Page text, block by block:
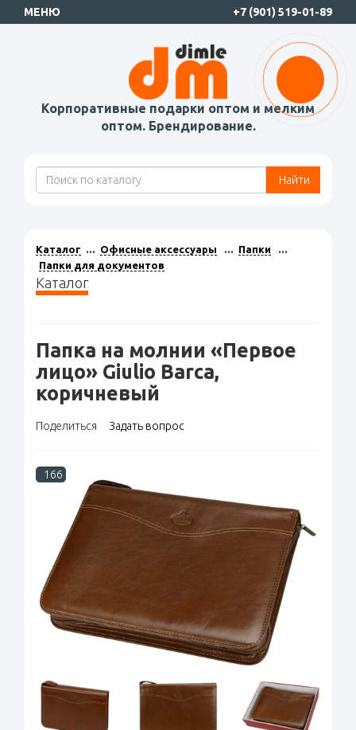
МЕНЮ +7 (901) 519-01-89
Корпоративные подарки оптом и мелким
оптом. Брендирование.
Найти
Каталог Офисные аксессуары
Папки
Папки для документов
Каталог
Папка на молнии «Первое
лицо» Giulio Barсa,
коричневый
Поделиться Задать вопрос
166